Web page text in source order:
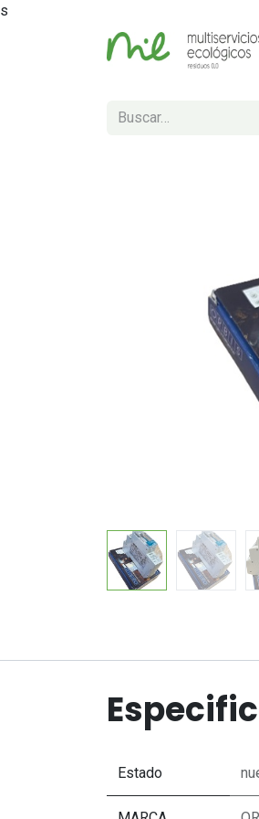
s
Estado